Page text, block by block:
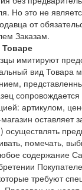
Но это не
от
Заказам.
имитируют
вид Товара
сопровождается
артикулом,
оставляет
осуществлять
помечать,
содержание
требуют